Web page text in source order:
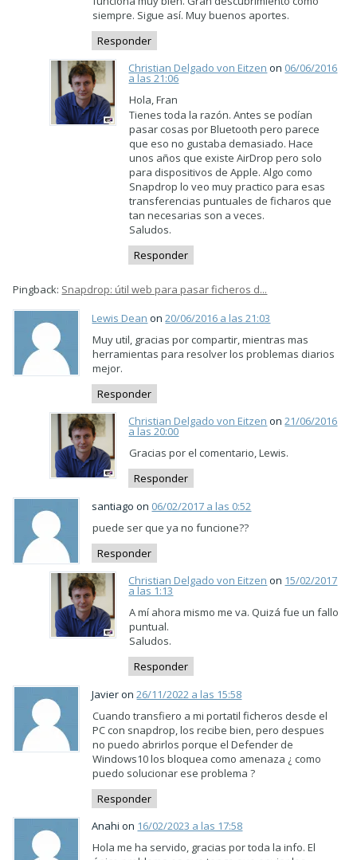
siempre. Sigue así. Muy buenos aportes.
Responder
Christian Delgado von Eitzen on 06/06/2016
a las 21:06
Hola, Fran
Tienes toda la razón. Antes se podían
pasar cosas por Bluetooth pero parece
que eso no gustaba demasiado. Hace
unos años que existe AirDrop pero solo
para dispositivos de Apple. Algo como
Snapdrop lo veo muy practico para esas
transferencias puntuales de ficharos que
tan necesarias son a veces.
Saludos.
Responder
Pingback: Snapdrop: útil web para pasar ficheros d...
Lewis Dean on20/06/2016 a las 21:03
Muy util, gracias por compartir, mientras mas
herramientas para resolver los problemas diarios
mejor.
Responder
Christian Delgado von Eitzen on21/06/2016
a las 20:00
Gracias por el comentario, Lewis.
Responder
santiago on 06/02/2017 a las 0:52
puede ser que ya no funcione??
Responder
Christian Delgado von Eitzen on 15/02/2017
a las 1:13
A mí ahora mismo me va. Quizá fue un fallo
puntual.
Saludos.
Responder
Javier on26/11/2022 a las 15:58
Cuando transfiero a mi portatil ficheros desde el
PC con snapdrop, los recibe bien, pero despues
no puedo abrirlos porque el Defender de
Windows10 los bloquea como amenaza ¿ como
puedo solucionar ese problema ?
Responder
Anahi on 16/02/2023 a las 17:58
Hola me ha servido, gracias por toda la info. El